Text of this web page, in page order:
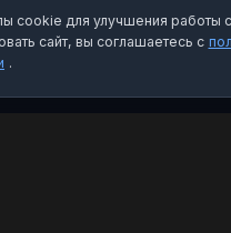
cookie для улучшения работы
сайт, вы соглашаетесь с
.